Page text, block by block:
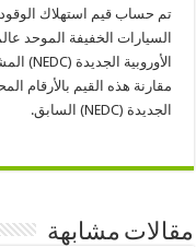
تم حساب قيم استهلاك الوقود
السيارات الخفيفة الموحد
الأوروبية الجديدة (NEDC
)
مقارنة هذه القيم بالأرقام
الجديدة
(NEDC) السابق.
مقالات مشابهة